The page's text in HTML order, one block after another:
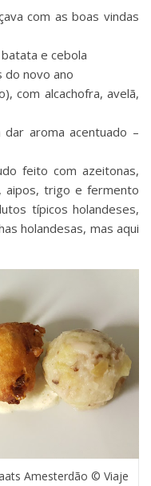
com as boas vindas
e cebola
do novo ano
com alcachofra, avelã,
aroma acentuado –
feito com azeitonas,
aipos, trigo e fermento
típicos holandeses,
holandesas, mas aqui
Amesterdão © Viaje